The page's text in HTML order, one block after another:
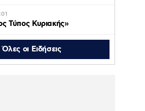
Τύπος Κυριακής»
Όλες οι Ειδήσεις